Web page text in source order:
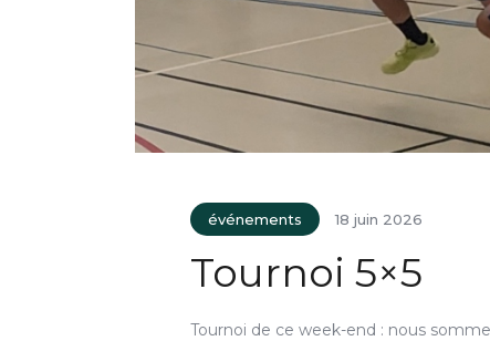
événements 18 juin 2026
Tournoi 5×5
Tournoi de ce week-end : nous